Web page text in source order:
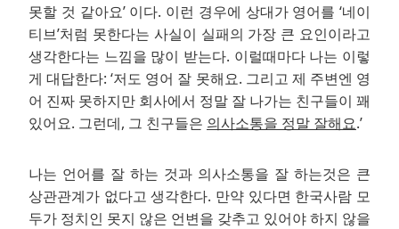
못할 것 같아요’ 이다. 이런 경우에 상대가 영어를 ‘네이
티브’처럼 못한다는 사실이 실패의 가장 큰 요인이라고
생각한다는 느낌을 많이 받는다. 이럴때마다 나는 이렇
게 대답한다: ‘저도 영어 잘 못해요. 그리고 제 주변엔 영
어 진짜 못하지만 회사에서 정말 잘 나가는 친구들이 꽤
있어요. 그런데, 그 친구들은 의사소통을 정말 잘해요.’
나는 언어를 잘 하는 것과 의사소통을 잘 하는것은 큰
상관관계가 없다고 생각한다. 만약 있다면 한국사람 모
두가 정치인 못지 않은 언변을 갖추고 있어야 하지 않을